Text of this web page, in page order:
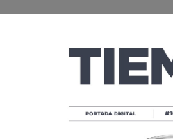
PRE BASELWORLD
JEROME TATÚA EL
DNA BY XOIL
TIEMPO DE RELOJES 03/02/2016